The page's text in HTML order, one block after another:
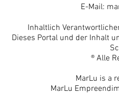
E-Mail:
Inhaltlich
Dieses Portal und der Inhalt
® Alle
MarLu is a
MarLu